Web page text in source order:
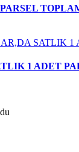
1 ADET